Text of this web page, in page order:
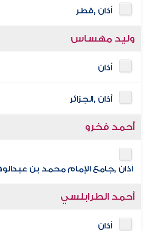
أذان ,قطر
وليد مهساس
أذان
أذان ,الجزائر
أحمد فخرو
أذان ,جامع الإمام محمد بن
أحمد الطرابلسي
أذان